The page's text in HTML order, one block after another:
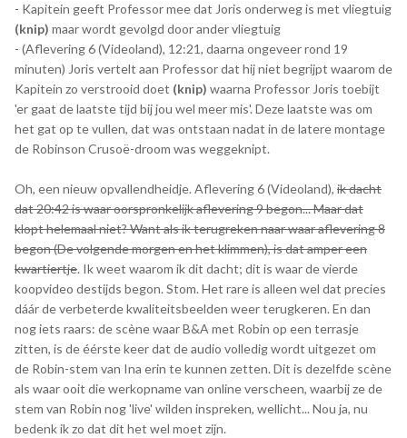
- Kapitein geeft Professor mee dat Joris onderweg is met vliegtuig
(knip) maar wordt gevolgd door ander vliegtuig
- (Aflevering 6 (Videoland), 12:21, daarna ongeveer rond 19
minuten) Joris vertelt aan Professor dat hij niet begrijpt waarom de
Kapitein zo verstrooid doet (knip) waarna Professor Joris toebijt
'er gaat de laatste tijd bij jou wel meer mis'. Deze laatste was om
het gat op te vullen, dat was ontstaan nadat in de latere montage
de Robinson Crusoë-droom was weggeknipt.
Oh, een nieuw opvallendheidje. Aflevering 6 (Videoland), ik dacht
dat 20:42 is waar oorspronkelijk aflevering 9 begon... Maar dat
klopt helemaal niet? Want als ik terugreken naar waar aflevering 8
begon (De volgende morgen en het klimmen), is dat amper een
kwartiertje. Ik weet waarom ik dit dacht; dit is waar de vierde
koopvideo destijds begon. Stom. Het rare is alleen wel dat precies
dáár de verbeterde kwaliteitsbeelden weer terugkeren. En dan
nog iets raars: de scène waar B&A met Robin op een terrasje
zitten, is de éérste keer dat de audio volledig wordt uitgezet om
de Robin-stem van Ina erin te kunnen zetten. Dit is dezelfde scène
als waar ooit die werkopname van online verscheen, waarbij ze de
stem van Robin nog 'live' wilden inspreken, wellicht... Nou ja, nu
bedenk ik zo dat dit het wel moet zijn.